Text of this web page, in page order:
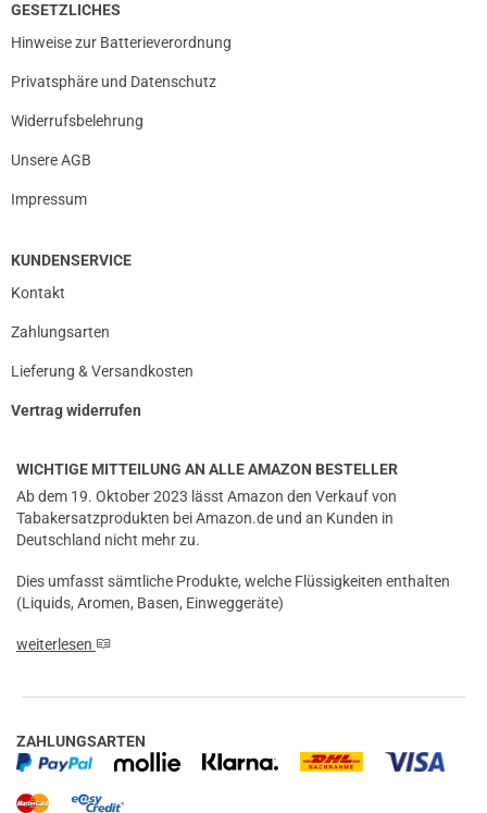
GESETZLICHES
Hinweise zur Batterieverordnung
Privatsphäre und Datenschutz
Widerrufsbelehrung
Unsere AGB
Impressum
KUNDENSERVICE
Kontakt
Zahlungsarten
Lieferung & Versandkosten
Vertrag widerrufen
WICHTIGE MITTEILUNG AN ALLE AMAZON BESTELLER
Ab dem 19. Oktober 2023 lässt Amazon den Verkauf von
Tabakersatzprodukten bei Amazon.de und an Kunden in
Deutschland nicht mehr zu.
Dies umfasst sämtliche Produkte, welche Flüssigkeiten enthalten
(Liquids, Aromen, Basen, Einweggeräte)
weiterlesen
ZAHLUNGSARTEN